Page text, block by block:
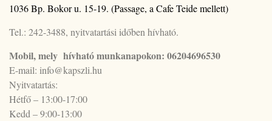
1036 Bp. Bokor u. 15-19. (Passage, a Cafe Teide mellett)
Tel.: 242-3488, nyitvatartási időben hívható.
Mobil, mely hívható munkanapokon: 06204696530
E-mail: info@kapszli.hu
Nyitvatartás:
Hétfő – 13:00-17:00
Kedd – 9:00-13:00